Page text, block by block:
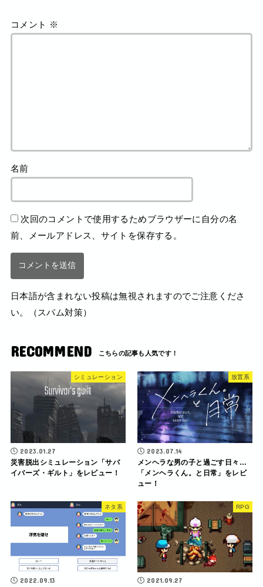
コメント ※
名前
次回のコメントで使用するためブラウザーに自分の名
前、メールアドレス、サイトを保存する。
日本語が含まれない投稿は無視されますのでご注意くださ
い。（スパム対策）
RECOMMEND
シミュレーション
2023.01.27
災害脱出シミュレーション「サバ
イバーズ・ギルト」をレビュー！
放置系
2023.07.14
メンヘラな男の子と過ごす日々…
「メンヘラくん。と日常」をレビ
ュー！
ネタ系
2022.09.13
RPG
2021.09.27